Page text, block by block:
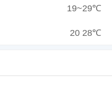
19~29℃
20 28℃